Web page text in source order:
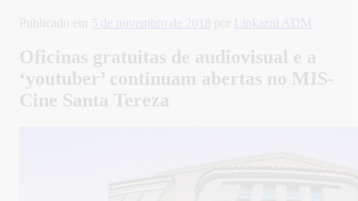
Publicado em 5 de novembro de 2018 por Linkazul ADM
Oficinas gratuitas de audiovisual e a
‘youtuber’ continuam abertas no MIS-
Cine Santa Tereza